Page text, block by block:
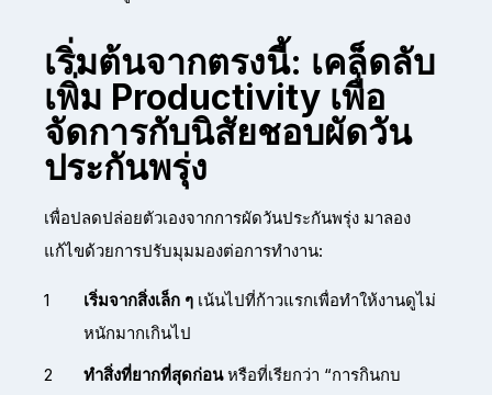
เริ่มต้นจากตรงนี้: เคล็ดลับ
เพิ่ม Productivity เพื่อ
จัดการกับนิสัยชอบผัดวัน
ประกันพรุ่ง
เพื่อปลดปล่อยตัวเองจากการผัดวันประกันพรุ่ง มาลอง
แก้ไขด้วยการปรับมุมมองต่อการทำงาน:
เริ่มจากสิ่งเล็ก ๆ เน้นไปที่ก้าวแรกเพื่อทำให้งานดูไม่
หนักมากเกินไป
ทำสิ่งที่ยากที่สุดก่อนหรือที่เรียกว่า “การกินกบ